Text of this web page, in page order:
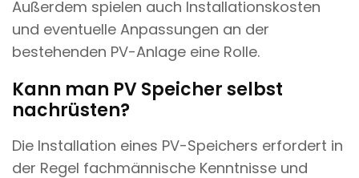
Außerdem spielen auch Installationskosten
und eventuelle Anpassungen an der
bestehenden PV-Anlage eine Rolle.
Kann man PV Speicher selbst
nachrüsten?
Die Installation eines PV-Speichers erfordert in
der Regel fachmännische Kenntnisse und